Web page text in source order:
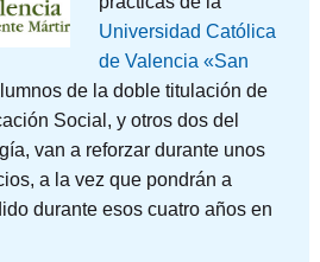
Universidad Católica
de Valencia «San
de la doble titulación de
Social, y otros dos del
van a reforzar durante unos
a la vez que pondrán a
durante esos cuatro años en